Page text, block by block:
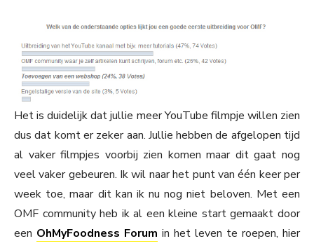
Het is duidelijk dat jullie meer YouTube filmpje willen zien
dus dat komt er zeker aan. Jullie hebben de afgelopen tijd
al vaker filmpjes voorbij zien komen maar dit gaat nog
veel vaker gebeuren. Ik wil naar het punt van één keer per
week toe, maar dit kan ik nu nog niet beloven. Met een
OMF community heb ik al een kleine start gemaakt door
een OhMyFoodness Forum in het leven te roepen, hier